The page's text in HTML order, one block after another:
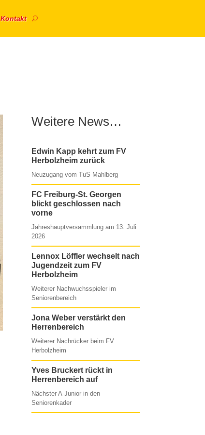
Kontakt
Weitere News…
Edwin Kapp kehrt zum FV
Herbolzheim zurück
Neuzugang vom TuS Mahlberg
FC Freiburg-St. Georgen
blickt geschlossen nach
vorne
Jahreshauptversammlung am 13. Juli
2026
Lennox Löffler wechselt nach
Jugendzeit zum FV
Herbolzheim
Weiterer Nachwuchsspieler im
Seniorenbereich
Jona Weber verstärkt den
Herrenbereich
Weiterer Nachrücker beim FV
Herbolzheim
Yves Bruckert rückt in
Herrenbereich auf
Nächster A-Junior in den
Seniorenkader